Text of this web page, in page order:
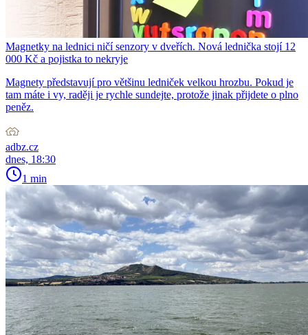
Magnetky na lednici ničí senzory v dveřích. Nová lednička stojí 12
000 Kč a pojistka to nekryje
Magnety představují pro většinu ledniček velkou hrozbu. Pokud je
tam máte i vy, raději je rychle sundejte, protože jinak přijdete o plno
peněz.
adbz.cz
dnes, 18:30
1 min